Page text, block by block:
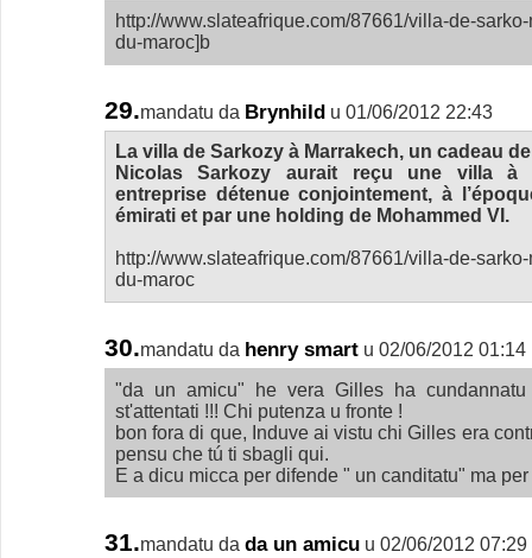
http://www.slateafrique.com/87661/villa-de-
du-maroc]b
29.mandatu da Brynhild u 01/06/2012 22:43
La villa de Sarkozy à Marrakech, un cadeau
Nicolas Sarkozy aurait reçu une villa à
entreprise détenue conjointement, à
émirati et par une holding de Mohammed VI.
http://www.slateafrique.com/87661/villa-de-
du-maroc
30.mandatu da henry smart u 02/06/2012 01:14
"da un amicu" he vera Gilles ha
st'attentati !!! Chi putenza u fronte !
bon fora di que, Induve ai vistu chi Gilles era
pensu che tú ti sbagli qui.
E a dicu micca per difende " un canditatu" ma
31.mandatu da da un amicu u 02/06/2012 07:29